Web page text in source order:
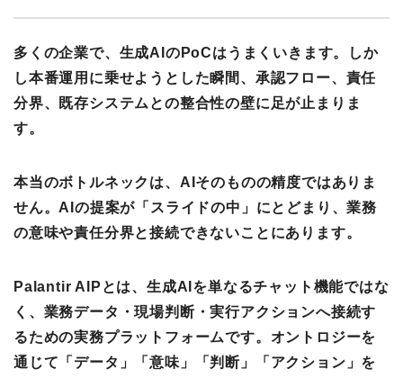
多くの企業で、生成AIのPoCはうまくいきます。しか
し本番運用に乗せようとした瞬間、承認フロー、責任
分界、既存システムとの整合性の壁に足が止まりま
す。
本当のボトルネックは、AIそのものの精度ではありま
せん。AIの提案が「スライドの中」にとどまり、業務
の意味や責任分界と接続できないことにあります。
Palantir AIPとは、生成AIを単なるチャット機能ではな
く、業務データ・現場判断・実行アクションへ接続す
るための実務プラットフォームです。オントロジーを
通じて「データ」「意味」「判断」「アクション」を